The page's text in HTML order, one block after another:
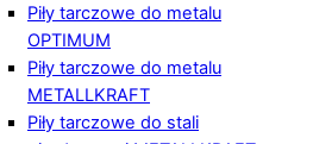
Piły tarczowe do metalu
OPTIMUM
Piły tarczowe do metalu
METALLKRAFT
Piły tarczowe do stali